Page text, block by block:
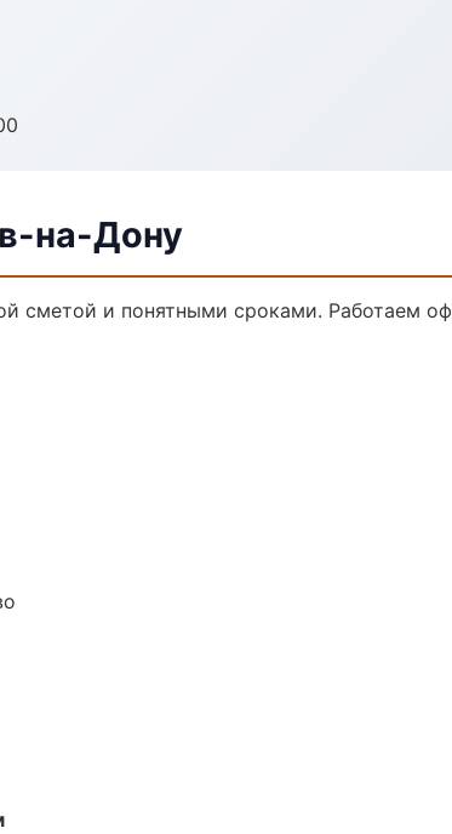
на-Дону
сметой и понятными сроками. Работаем